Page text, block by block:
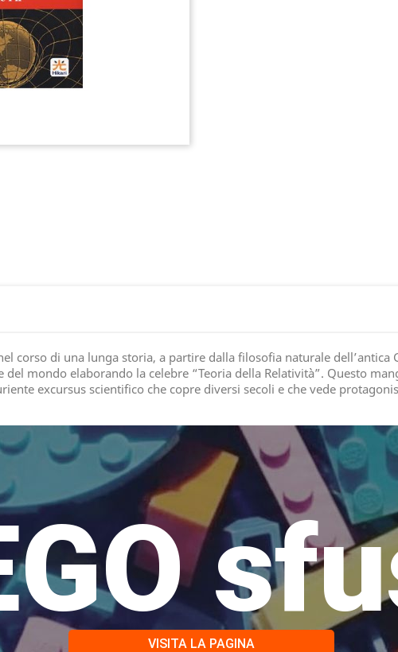
corso di una lunga storia, a partire dalla filosofia naturale dell’antica
mondo elaborando la celebre “Teoria della Relatività”. Questo
excursus scientifico che copre diversi secoli e che vede
VISITA LA PAGINA